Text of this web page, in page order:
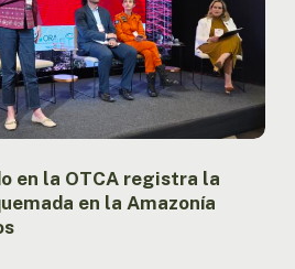
en la OTCA registra la
en la Amazonía